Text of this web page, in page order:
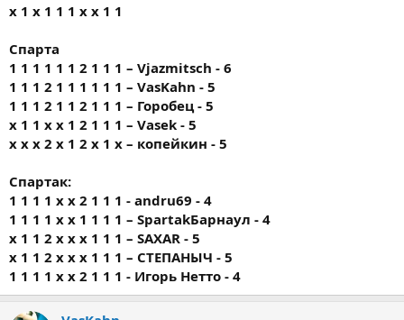
х 1 х 1 1 1 х х 1 1
Спарта
1 1 1 1 1 1 2 1 1 1 – Vjazmitsch - 6
1 1 1 2 1 1 1 1 1 1 – VasKahn - 5
1 1 1 2 1 1 2 1 1 1 – Горобец - 5
x 1 1 x x 1 2 1 1 1 – Vasek - 5
х х х 2 х 1 2 х 1 х – копейкин - 5
Спартак:
1 1 1 1 x x 2 1 1 1 - andru69 - 4
1 1 1 1 x x 1 1 1 1 – SpartakБарнаул - 4
x 1 1 2 x x x 1 1 1 – SAXAR - 5
x 1 1 2 x x x 1 1 1 – СТЕПАНЫЧ - 5
1 1 1 1 x x 2 1 1 1 - Игорь Нетто - 4